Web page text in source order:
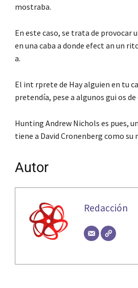
mostraba.
En este caso, se trata de provocar
en una caba a donde efect an un
a.
El int rprete de Hay alguien en tu
pretendía, pese a algunos gui os
Hunting Andrew Nichols es pues,
tiene a David Cronenberg como
Autor
Redacción